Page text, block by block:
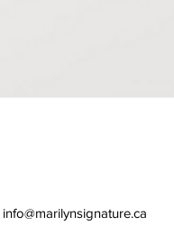
info@marilynsignature.ca